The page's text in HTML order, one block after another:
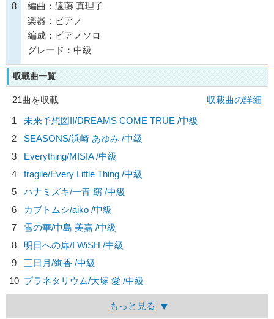
8
編曲：遠藤 真理子
楽器：ピアノ
編成：ピアノソロ
グレード：中級
収載曲一覧
21曲を収載
収載曲の詳細
1
未来予想図II/DREAMS COME TRUE /中級
2
SEASONS/浜崎 あゆみ /中級
3
Everything/MISIA/中級
4
fragile/Every Little Thing /中級
5
ハナミズキ/一青 窈 /中級
6
カブトムシ/aiko /中級
7
雪の華/中島 美嘉 /中級
8
明日への扉/I WiSH /中級
9
三日月/絢香 /中級
10 プラネタリウム/大塚 愛 /中級
もっと見る